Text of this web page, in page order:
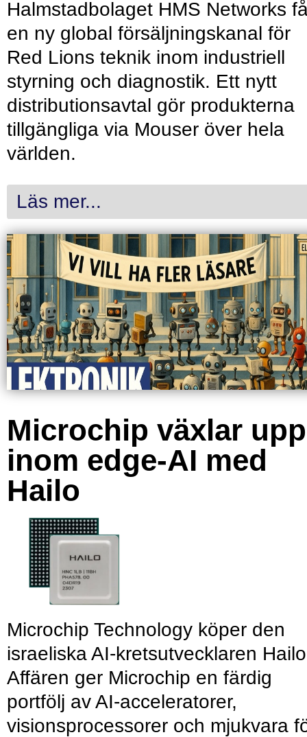
Halmstadbolaget HMS Networks
en ny global försäljningskanal för
Red Lions teknik inom industriell
styrning och diagnostik. Ett nytt
distributionsavtal gör produkterna
tillgängliga via Mouser över hela
världen.
Läs mer...
Microchip växlar upp
inom edge-AI med
Hailo
Microchip Technology köper den
israeliska AI-kretsutvecklaren
Affären ger Microchip en färdig
portfölj av AI-acceleratorer,
visionsprocessorer och mjukvara